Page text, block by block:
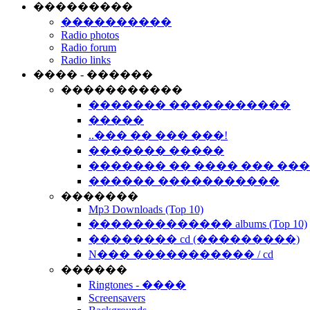
���������
����������
Radio photos
Radio forum
Radio links
���� - ������
�����������
������� �����������
�����
..��� �� ��� ���!
������� �����
������� �� ���� ���
������ �����������
�������
Mp3 Downloads (Top 10)
������������� albums (Top 10)
�������� cd (���������)
N��� ����������� / cd
������
Ringtones - ����
Screensavers